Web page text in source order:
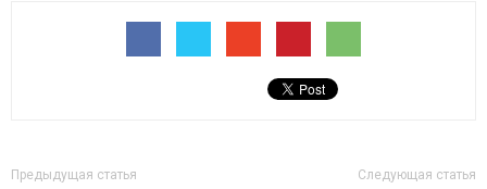
Предыдущая статья Следующая статья